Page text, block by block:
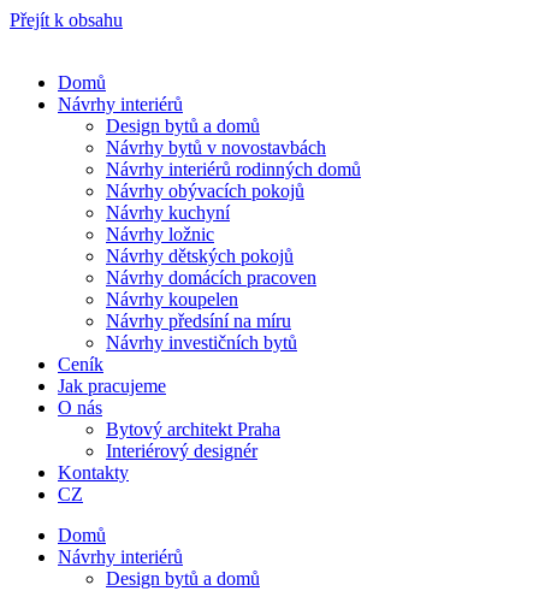
Přejít k obsahu
Domů
Návrhy interiérů
Design bytů a domů
Návrhy bytů v novostavbách
Návrhy interiérů rodinných domů
Návrhy obývacích pokojů
Návrhy kuchyní
Návrhy ložnic
Návrhy dětských pokojů
Návrhy domácích pracoven
Návrhy koupelen
Návrhy předsíní na míru
Návrhy investičních bytů
Ceník
Jak pracujeme
O nás
Bytový architekt Praha
Interiérový designér
Kontakty
CZ
Domů
Návrhy interiérů
Design bytů a domů